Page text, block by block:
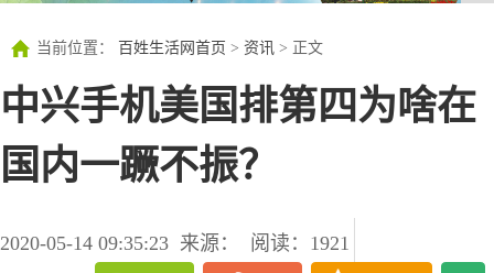
当前位置： 百姓生活网首页 > 资讯 > 正文
中兴手机美国排第四为啥在
国内一蹶不振？
2020-05-14 09:35:23 来源： 阅读：1921